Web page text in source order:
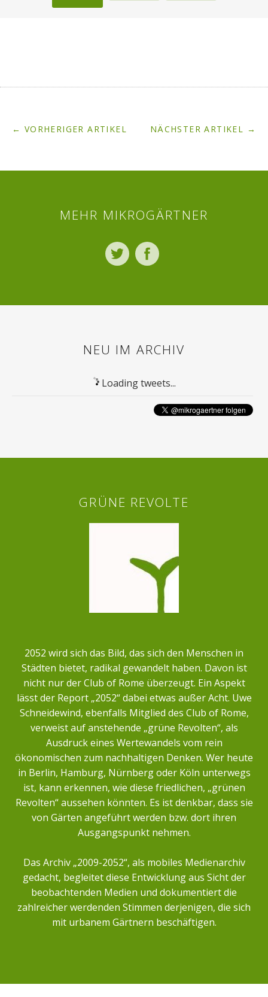
NÄCHSTER ARTIKEL →
← VORHERIGER ARTIKEL
MEHR MIKROGÄRTNER
Twitter
NEU IM ARCHIV
Loading tweets...
GRÜNE REVOLTE
2052 wird sich das Bild, das sich den Menschen in
Städten bietet, radikal gewandelt haben. Davon ist
nicht nur der Club of Rome überzeugt. Ein Aspekt
lässt der Report „2052“ dabei etwas außer Acht. Uwe
Schneidewind, ebenfalls Mitglied des Club of Rome,
verweist auf anstehende „grüne Revolten“, als
Ausdruck eines Wertewandels vom rein
ökonomischen zum nachhaltigen Denken. Wer heute
in Berlin, Hamburg, Nürnberg oder Köln unterwegs
ist, kann erkennen, wie diese friedlichen, „grünen
Revolten“ aussehen könnten. Es ist denkbar, dass sie
von Gärten angeführt werden bzw. dort ihren
Ausgangspunkt nehmen.
Das Archiv „2009-2052“, als mobiles Medienarchiv
gedacht, begleitet diese Entwicklung aus Sicht der
beobachtenden Medien und dokumentiert die
zahlreicher werdenden Stimmen derjenigen, die sich
mit urbanem Gärtnern beschäftigen.